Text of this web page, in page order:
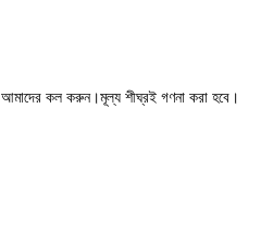
আমাদের কল করুন।মূল্য শীঘ্রই গণনা করা হবে।